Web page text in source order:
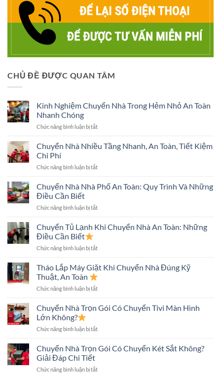
CHỦ ĐỀ ĐƯỢC QUAN TÂM
Kinh Nghiệm Chuyển Nhà Trong Hẻm Nhỏ An Toàn
Nhanh Chóng
Chức năng bình luận bị tắtở
Nghiệm
Chuyển
Trong
Nhỏ
Nhanh
Chuyển Nhà Nhiều Tầng Nhanh, An Toàn, Tiết Kiệm
Chi Phí
Chức năng bình luận bị tắtở
Nhà
Nhiều
Nhanh,
Toàn,
Chi
Chuyển Nhà Nhà Phố An Toàn: Quy Trình Và Những
Điều Cần Biết
Chức năng bình luận bị tắtở
Nhà
Nhà
An
Quy
Những
Cần
Chuyển Tủ Lạnh Khi Chuyển Nhà An Toàn: Những
Điều Cần Biết
Chức năng bình luận bị tắtở
Tủ
Lạnh
Chuyển
An
Điều
Biết
Tháo Lắp Máy Giặt Khi Chuyển Nhà Đúng Kỹ
Thuật, An Toàn
Chức năng bình luận bị tắtở
Lắp
Máy
Khi
Nhà
Thuật,
Chuyển Nhà Trọn Gói Có Chuyển Tivi Màn Hình
Lớn Không?
Chức năng bình luận bị tắtở
Nhà
Trọn
Có
Chuyển Nhà Trọn Gói Có Chuyển Két Sắt Không?
Giải Đáp Chi Tiết
Chức năng bình luận bị tắtở